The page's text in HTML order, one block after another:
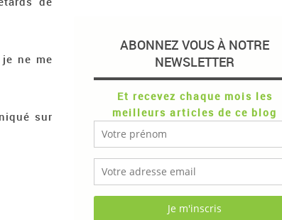
ne me
sur
ABONNEZ VOUS À NOTRE
NEWSLETTER
Et recevez chaque mois les
meilleurs articles de ce blog